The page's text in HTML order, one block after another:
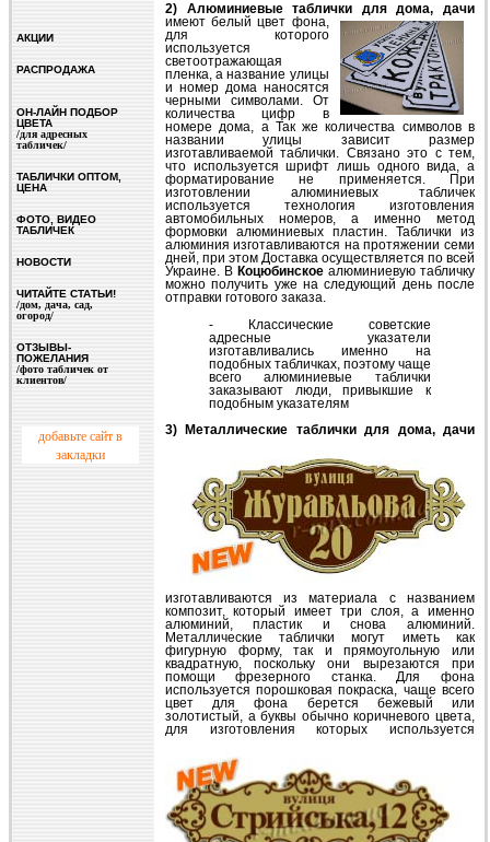
АКЦИИ
РАСПРОДАЖА
ОН-ЛАЙН ПОДБОР
ЦВЕТА
/для адресных
табличек/
ТАБЛИЧКИ ОПТОМ,
ЦЕНА
ФОТО, ВИДЕО
ТАБЛИЧЕК
НОВОСТИ
ЧИТАЙТЕ СТАТЬИ!
/дом, дача, сад,
огород/
ОТЗЫВЫ-
ПОЖЕЛАНИЯ
/фото табличек от
клиентов/
добавьте сайт в
закладки
2) Алюминиевые таблички для дома, дачи
имеют белый цвет фона,
для которого
используется
светоотражающая
пленка, а название улицы
и номер дома наносятся
черными символами. От
количества цифр в
номере дома, а Так же количества символов в
названии улицы зависит размер
изготавливаемой таблички. Связано это с тем,
что используется шрифт лишь одного вида, а
форматирование не применяется. При
изготовлении алюминиевых табличек
используется технология изготовления
автомобильных номеров, а именно метод
формовки алюминиевых пластин. Таблички из
алюминия изготавливаются на протяжении семи
дней, при этом Доставка осуществляется по всей
Украине. В Коцюбинское алюминиевую табличку
можно получить уже на следующий день после
отправки готового заказа.
- Классические советские
адресные указатели
изготавливались именно на
подобных табличках, поэтому чаще
всего алюминиевые таблички
заказывают люди, привыкшие к
подобным указателям
3) Металлические таблички для дома, дачи
изготавливаются из материала с названием
композит, который имеет три слоя, а именно
алюминий, пластик и снова алюминий.
Металлические таблички могут иметь как
фигурную форму, так и прямоугольную или
квадратную, поскольку они вырезаются при
помощи фрезерного станка. Для фона
используется порошковая покраска, чаще всего
цвет для фона берется бежевый или
золотистый, а буквы обычно коричневого цвета,
для изготовлениякоторых используется